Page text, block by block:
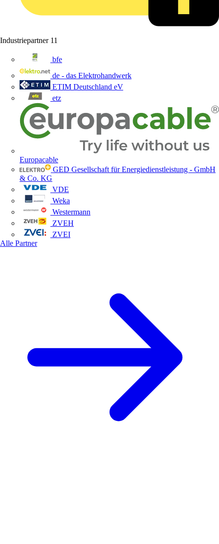
Industriepartner 11
bfe
de - das Elektrohandwerk
ETIM Deutschland eV
etz
Europacable
GED Gesellschaft für Energiedienstleistung - GmbH
& Co. KG
VDE
Weka
Westermann
ZVEH
ZVEI
Alle Partner